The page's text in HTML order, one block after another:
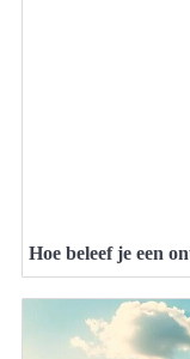
Hoe beleef je een